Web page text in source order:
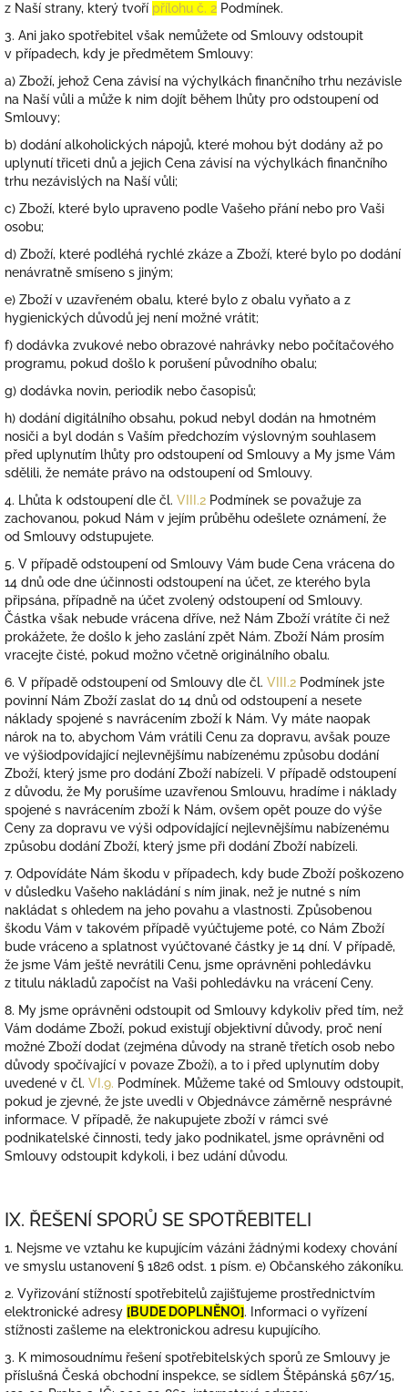
z Naší strany, který tvoří přílohu č. 2 Podmínek.
3. Ani jako spotřebitel však nemůžete od Smlouvy odstoupit
v případech, kdy je předmětem Smlouvy:
a) Zboží, jehož Cena závisí na výchylkách finančního trhu nezávisle
na Naší vůli a může k nim dojít během lhůty pro odstoupení od
Smlouvy;
b) dodání alkoholických nápojů, které mohou být dodány až po
uplynutí třiceti dnů a jejich Cena závisí na výchylkách finančního
trhu nezávislých na Naší vůli;
c) Zboží, které bylo upraveno podle Vašeho přání nebo pro Vaši
osobu;
d) Zboží, které podléhá rychlé zkáze a Zboží, které bylo po dodání
nenávratně smíseno s jiným;
e) Zboží v uzavřeném obalu, které bylo z obalu vyňato a z
hygienických důvodů jej není možné vrátit;
f) dodávka zvukové nebo obrazové nahrávky nebo počítačového
programu, pokud došlo k porušení původního obalu;
g) dodávka novin, periodik nebo časopisů;
h) dodání digitálního obsahu, pokud nebyl dodán na hmotném
nosiči a byl dodán s Vaším předchozím výslovným souhlasem
před uplynutím lhůty pro odstoupení od Smlouvy a My jsme Vám
sdělili, že nemáte právo na odstoupení od Smlouvy.
4. Lhůta k odstoupení dle čl. VIII.2 Podmínek se považuje za
zachovanou, pokud Nám v jejím průběhu odešlete oznámení, že
od Smlouvy odstupujete.
5. V případě odstoupení od Smlouvy Vám bude Cena vrácena do
14 dnů ode dne účinnosti odstoupení na účet, ze kterého byla
připsána, případně na účet zvolený odstoupení od Smlouvy.
Částka však nebude vrácena dříve, než Nám Zboží vrátíte či než
prokážete, že došlo k jeho zaslání zpět Nám. Zboží Nám prosím
vracejte čisté, pokud možno včetně originálního obalu.
6. V případě odstoupení od Smlouvy dle čl. VIII.2 Podmínek jste
povinní Nám Zboží zaslat do 14 dnů od odstoupení a nesete
náklady spojené s navrácením zboží k Nám. Vy máte naopak
nárok na to, abychom Vám vrátili Cenu za dopravu, avšak pouze
ve výšiodpovídající nejlevnějšímu nabízenému způsobu dodání
Zboží, který jsme pro dodání Zboží nabízeli. V případě odstoupení
z důvodu, že My porušíme uzavřenou Smlouvu, hradíme i náklady
spojené s navrácením zboží k Nám, ovšem opět pouze do výše
Ceny za dopravu ve výši odpovídající nejlevnějšímu nabízenému
způsobu dodání Zboží, který jsme při dodání Zboží nabízeli.
7. Odpovídáte Nám škodu v případech, kdy bude Zboží poškozeno
v důsledku Vašeho nakládání s ním jinak, než je nutné s ním
nakládat s ohledem na jeho povahu a vlastnosti. Způsobenou
škodu Vám v takovém případě vyúčtujeme poté, co Nám Zboží
bude vráceno a splatnost vyúčtované částky je 14 dní. V případě,
že jsme Vám ještě nevrátili Cenu, jsme oprávněni pohledávku
z titulu nákladů započíst na Vaši pohledávku na vrácení Ceny.
8. My jsme oprávněni odstoupit od Smlouvy kdykoliv před tím, než
Vám dodáme Zboží, pokud existují objektivní důvody, proč není
možné Zboží dodat (zejména důvody na straně třetích osob nebo
důvody spočívající v povaze Zboží), a to i před uplynutím doby
uvedené v čl. VI.9. Podmínek. Můžeme také od Smlouvy odstoupit,
pokud je zjevné, že jste uvedli v Objednávce záměrně nesprávné
informace. V případě, že nakupujete zboží v rámci své
podnikatelské činnosti, tedy jako podnikatel, jsme oprávněni od
Smlouvy odstoupit kdykoli, i bez udání důvodu.
IX. ŘEŠENÍ SPORŮ SE SPOTŘEBITELI
1. Nejsme ve vztahu ke kupujícím vázáni žádnými kodexy chování
ve smyslu ustanovení § 1826 odst. 1 písm. e) Občanského zákoníku.
2. Vyřizování stížností spotřebitelů zajišťujeme prostřednictvím
elektronické adresy [BUDE DOPLNĚNO]. Informaci o vyřízení
stížnosti zašleme na elektronickou adresu kupujícího.
3. K mimosoudnímu řešení spotřebitelských sporů ze Smlouvy je
příslušná Česká obchodní inspekce, se sídlem Štěpánská 567/15,